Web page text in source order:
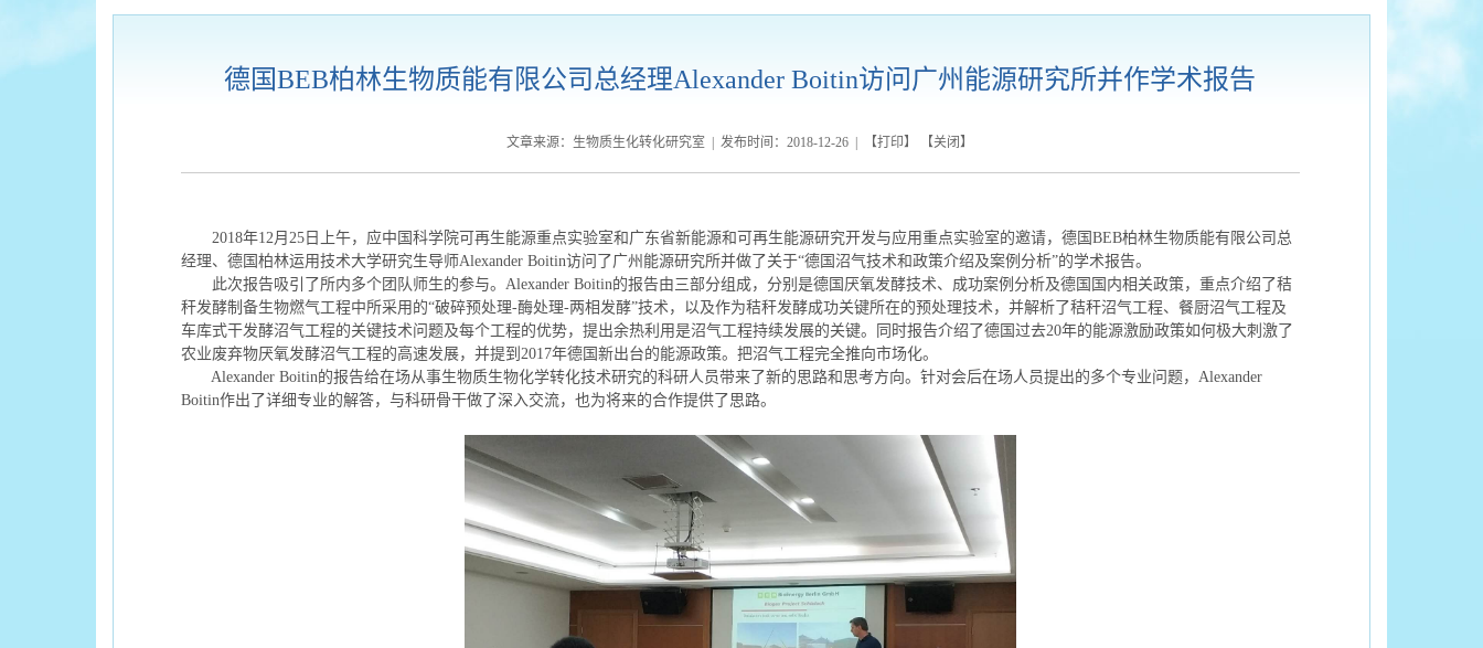
德国BEB柏林生物质能有限公司总经理Alexander Boitin访问广州能源研究所并作学术报告
文章来源：生物质生化转化研究室 | 发布时间：2018-12-26 | 【打印】 【关闭 】
2018年12月 25 日上午，应中国科学院可再生能源重点实验室和广东省新能源和可再生能源研究开发与应用重点实验室的邀请，德国 BEB柏林生物质能有限公司总
经理、德国柏林运用技术大学研究生导师Alexander Boitin访问了广州能源研究所并做了关于“德国沼气技术和政策介绍及案例分析”的学术报告。
此次报告吸引了所内多个团队师生的参与。 Alexander Boitin的报告由三部分组成，分别是德国厌氧发酵技术、成功案例分析及德国国内相关政策，重点介绍了秸
秆发酵制备生物燃气工程中所采用的“破碎预处理-酶处理-两相发酵”技术，以及作为秸秆发酵成功关键所在的预处理技术，并解析了秸秆沼气工程、餐厨沼气工程及
车库式干发酵沼气工程的关键技术问题及每个工程的优势，提出余热利用是沼气工程持续发展的关键。同时报告介绍了德国过去20年的能源激励政策如何极大刺激了
农业废弃物厌氧发酵沼气工程的高速发展，并提到 2017年德国新出台的能源政策。把沼气工程完全推向市场化。
Alexander Boitin的报告给在场从事生物质生物化学转化技术研究的科研人员带来了新的思路和思考方向。针对会后在场人员提出的多个专业问题， Alexander
Boitin作出了详细专业的解答，与科研骨干做了深入交流，也为将来的合作提供了思路。